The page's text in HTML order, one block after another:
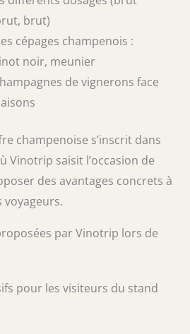
brut)
cépages champenois :
noir, meunier
de vignerons face
champenoise s’inscrit dans
Vinotrip saisit l’occasion de
des avantages concrets à
par Vinotrip lors de
pour les visiteurs du stand